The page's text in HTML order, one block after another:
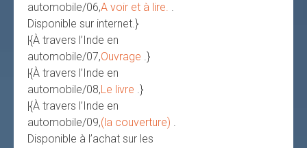
automobile/06,A voir et à lire. .
Disponible sur internet.}
|{À travers l’Inde en
automobile/07,Ouvrage .}
|{À travers l’Inde en
automobile/08,Le livre .}
|{À travers l’Inde en
automobile/09,(la couverture) .
Disponible à l’achat sur les